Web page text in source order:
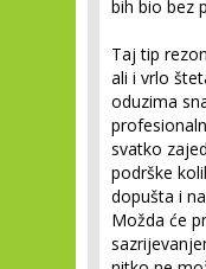
bih bio bez
Taj tip
ali i vrlo
oduzima
svatko
podrške
dopušta i
Možda će